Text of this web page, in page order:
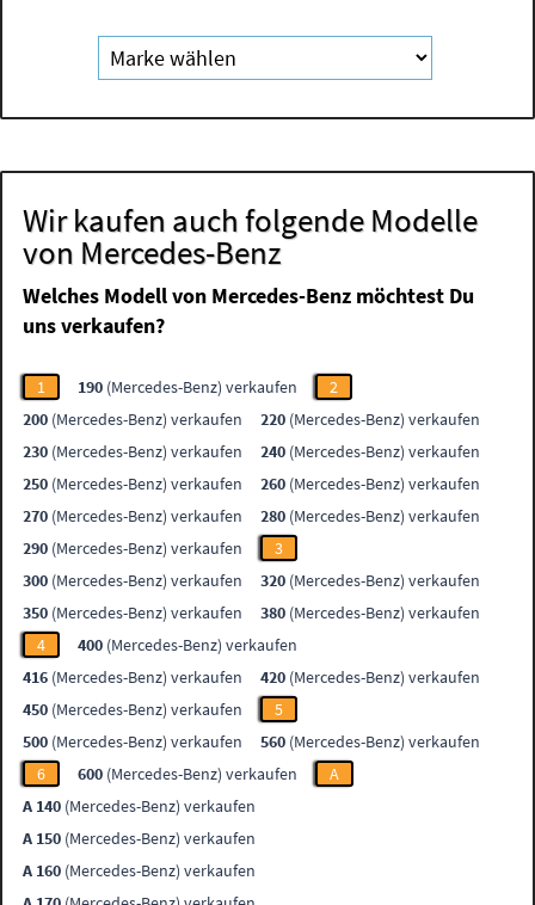
Wir kaufen auch folgende Modelle
von Mercedes-Benz
Welches Modell von Mercedes-Benz möchtest Du
uns verkaufen?
1 190 (Mercedes-Benz) verkaufen
2
200 (Mercedes-Benz) verkaufen 220 (Mercedes-Benz) verkaufen
230 (Mercedes-Benz) verkaufen 240 (Mercedes-Benz) verkaufen
250 (Mercedes-Benz) verkaufen 260 (Mercedes-Benz) verkaufen
270 (Mercedes-Benz) verkaufen 280 (Mercedes-Benz) verkaufen
290 (Mercedes-Benz) verkaufen
3
300 (Mercedes-Benz) verkaufen 320 (Mercedes-Benz) verkaufen
350 (Mercedes-Benz) verkaufen 380 (Mercedes-Benz) verkaufen
4
400 (Mercedes-Benz) verkaufen
416 (Mercedes-Benz) verkaufen 420 (Mercedes-Benz) verkaufen
450 (Mercedes-Benz) verkaufen
5
500 (Mercedes-Benz) verkaufen 560 (Mercedes-Benz) verkaufen
6
600 (Mercedes-Benz) verkaufen
A
A 140 (Mercedes-Benz) verkaufen
A 150 (Mercedes-Benz) verkaufen
A 160 (Mercedes-Benz) verkaufen